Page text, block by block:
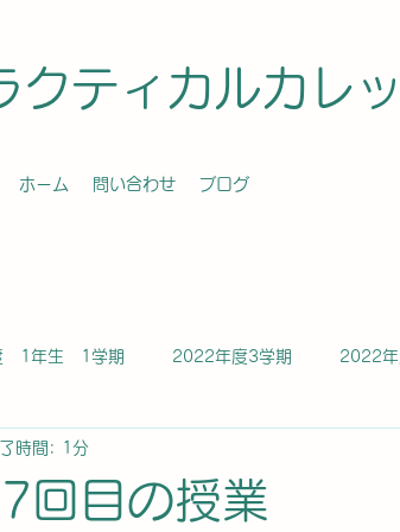
クティカルカレ
ホーム 問い合わせ ブログ
1年生 1学期 2022年度3学期 2022
2学期
回目の授業
時間: 1分